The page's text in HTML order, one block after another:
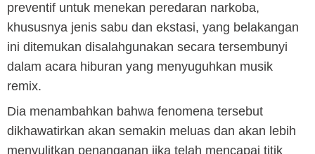
preventif untuk menekan peredaran narkoba,
khususnya jenis sabu dan ekstasi, yang belakangan
ini ditemukan disalahgunakan secara tersembunyi
dalam acara hiburan yang menyuguhkan musik
remix.
Dia menambahkan bahwa fenomena tersebut
dikhawatirkan akan semakin meluas dan akan lebih
menyulitkan penanganan jika telah mencapai titik